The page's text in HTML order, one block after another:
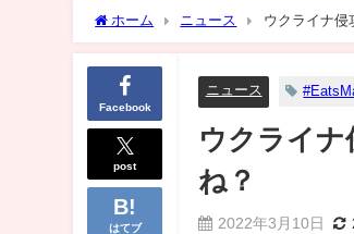
ホーム ニュース ウクライナ侵
Facebook
post
はてブ
ニュース
ウクライナ
ね？
2022年3月10日